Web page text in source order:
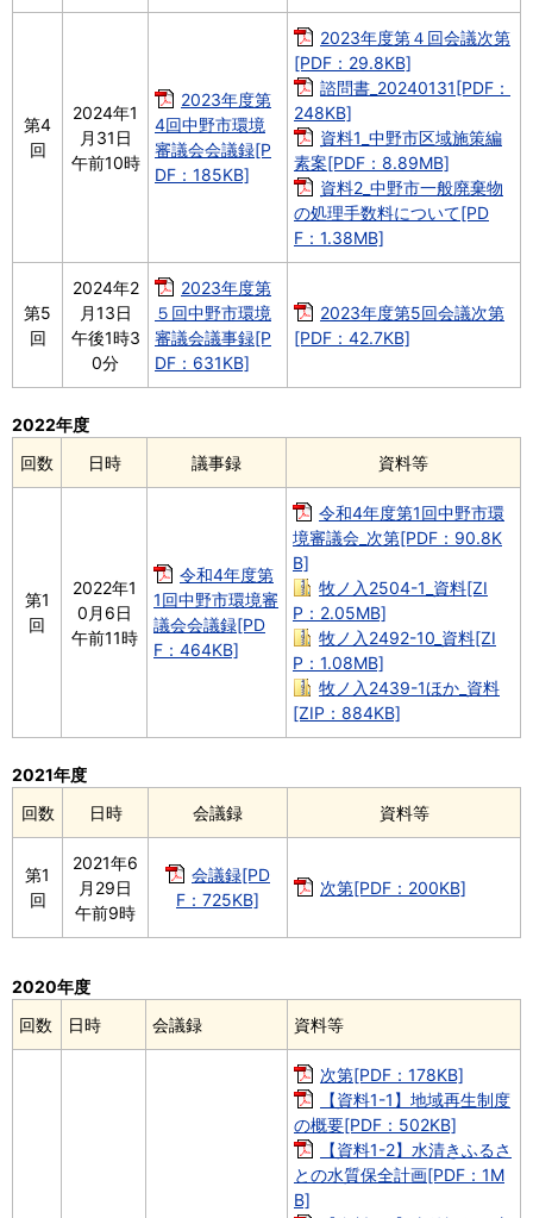
第4
回
2024年1
月31日
午前10時
2023年度第
4回中野市環境
審議会会議録[P
DF：185KB]
2023年度第４回会議次第
[PDF：29.8KB]
諮問書_20240131[PDF：
248KB]
資料1_中野市区域施策編
素案[PDF：8.89MB]
資料2_中野市一般廃棄物
の処理手数料について[PD
F：1.38MB]
第5
回
2024年2
月13日
午後1時3
0分
2023年度第
５回中野市環境
審議会議事録[P
DF：631KB]
2023年度第5回会議次第
[PDF：42.7KB]
2022年度
回数
日時 議事録 資料等
第1
回
2022年1
0月6日
午前11時
令和4年度第
1回中野市環境審
議会会議録[PD
F：464KB]
令和4年度第1回中野市環
境審議会_次第[PDF：90.8K
B]
牧ノ入2504-1_資料[ZI
P：2.05MB]
牧ノ入2492-10_資料[ZI
P：1.08MB]
牧ノ入2439-1ほか_資料
[ZIP：884KB]
2021年度
回数
日時 会議録 資料等
第1
回
2021年6
月29日
午前9時
会議録[PD
F：725KB]
次第[PDF：200KB]
回数 日時 会議録 資料等
2020年度
次第[PDF：178KB]
【資料1-1】地域再生制度
の概要[PDF：502KB]
【資料1-2】水清きふるさ
との水質保全計画[PDF：1M
B]